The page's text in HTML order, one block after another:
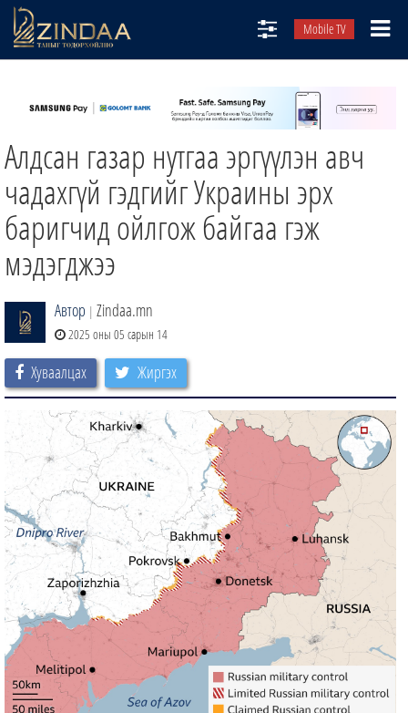
Mobile TV
ТВ8
ӨГЛӨӨНИЙ СОНИН
АУДИО ЗОХИОЛ
ЗИНДАА СЭТГҮҮЛ
Алдсан газар нутгаа эргүүлэн авч
чадахгүй гэдгийг Украины эрх
баригчид ойлгож байгаа гэж
мэдэгджээ
Автор | Zindaa.mn
2025 оны 05 сарын 14
Хуваалцах Жиргэх